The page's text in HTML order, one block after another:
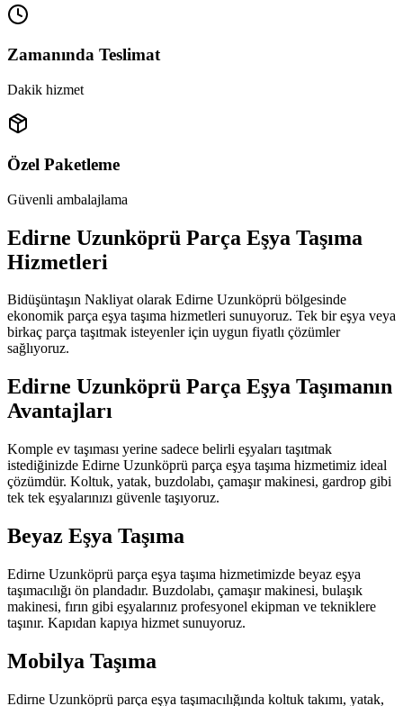
Zamanında Teslimat
Dakik hizmet
Özel Paketleme
Güvenli ambalajlama
Edirne Uzunköprü Parça Eşya Taşıma
Hizmetleri
Bidüşüntaşın Nakliyat olarak Edirne Uzunköprü bölgesinde
ekonomik parça eşya taşıma hizmetleri sunuyoruz. Tek bir eşya veya
birkaç parça taşıtmak isteyenler için uygun fiyatlı çözümler
sağlıyoruz.
Edirne Uzunköprü Parça Eşya Taşımanın
Avantajları
Komple ev taşıması yerine sadece belirli eşyaları taşıtmak
istediğinizde Edirne Uzunköprü parça eşya taşıma hizmetimiz ideal
çözümdür. Koltuk, yatak, buzdolabı, çamaşır makinesi, gardrop gibi
tek tek eşyalarınızı güvenle taşıyoruz.
Beyaz Eşya Taşıma
Edirne Uzunköprü parça eşya taşıma hizmetimizde beyaz eşya
taşımacılığı ön plandadır. Buzdolabı, çamaşır makinesi, bulaşık
makinesi, fırın gibi eşyalarınız profesyonel ekipman ve tekniklere
taşınır. Kapıdan kapıya hizmet sunuyoruz.
Mobilya Taşıma
Edirne Uzunköprü parça eşya taşımacılığında koltuk takımı, yatak,